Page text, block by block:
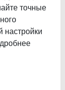
точные
настройки